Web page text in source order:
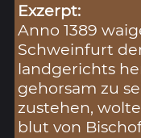
Exzerpt:
Anno 1389
Schweinfurt
landgerichts
gehorsam zu
zustehen,
blut von